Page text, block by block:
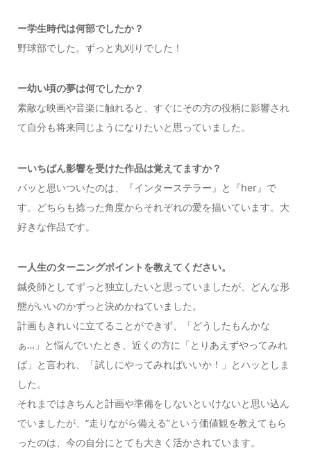
ー学生時代は何部でしたか？
野球部でした。ずっと丸刈りでした！
ー幼い頃の夢は何でしたか？
素敵な映画や音楽に触れると、すぐにその方の役柄に影響され
て自分も将来同じようになりたいと思っていました。
ーいちばん影響を受けた作品は覚えてますか？
パッと思いついたのは、『インターステラー』と『her』で
す。どちらも捻った角度からそれぞれの愛を描いています。大
好きな作品です。
ー人生のターニングポイントを教えてください。
鍼灸師としてずっと独立したいと思っていましたが、どんな形
態がいいのかずっと決めかねていました。
計画もきれいに立てることができず、「どうしたもんかな
ぁ…」と悩んでいたとき、近くの方に「とりあえずやってみれ
ば」と言われ、「試しにやってみればいいか！」とハッとしま
した。
それまではきちんと計画や準備をしないといけないと思い込ん
でいましたが、“走りながら備える”という価値観を教えてもら
ったのは、今の自分にとても大きく活かされています。